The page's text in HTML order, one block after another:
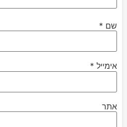
שם *
אימייל *
אתר